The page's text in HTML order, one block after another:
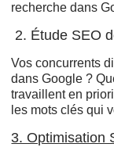
recherche dans
2. Étude SEO
Vos concurrents
dans Google ?
travaillent en
les mots clés qui
3. Optimisation